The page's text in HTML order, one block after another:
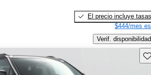
El precio incluye tasas
$444/mes
Verif. disponibilidad